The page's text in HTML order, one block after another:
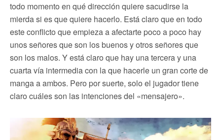
todo momento en qué dirección quiere sacudirse la
mierda si es que quiere hacerlo. Está claro que en todo
este conflicto que empieza a afectarte poco a poco hay
unos señores que son los buenos y otros señores que
son los malos. Y está claro que hay una tercera y una
cuarta vía intermedia con la que hacerle un gran corte de
manga a ambos. Pero por suerte, solo el jugador tiene
claro cuáles son las intenciones del «mensajero».